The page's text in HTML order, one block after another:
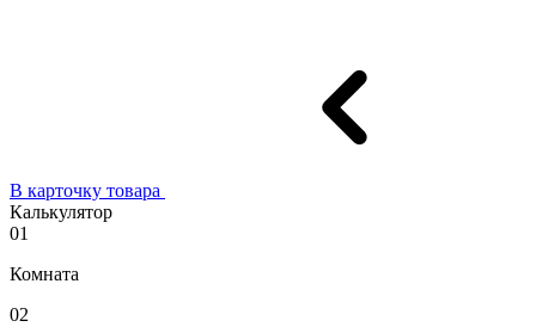
В карточку товара
Калькулятор
01
Комната
02